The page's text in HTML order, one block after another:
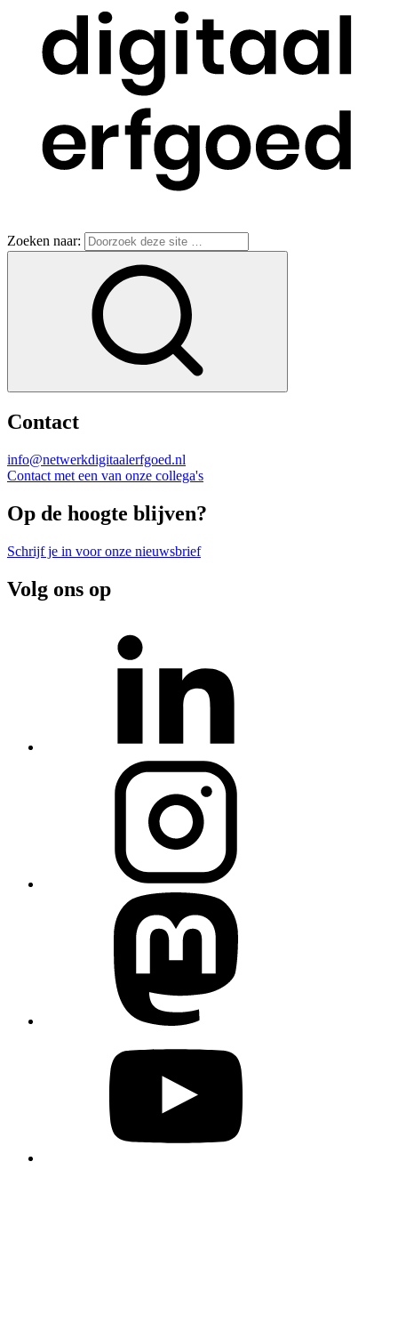
Zoeken naar:
Contact
info@netwerkdigitaalerfgoed.nl
Contact met een van onze collega's
Op de hoogte blijven?
Schrijf je in voor onze nieuwsbrief
Volg ons op